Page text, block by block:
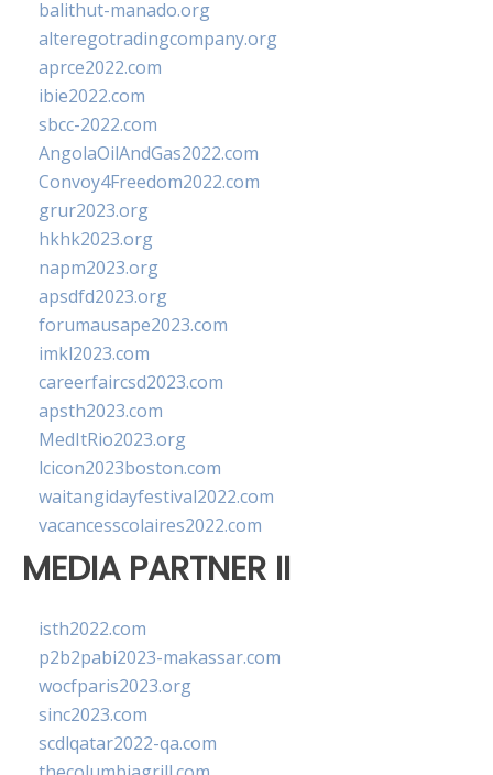
balithut-manado.org
alteregotradingcompany.org
aprce2022.com
ibie2022.com
sbcc-2022.com
AngolaOilAndGas2022.com
Convoy4Freedom2022.com
grur2023.org
hkhk2023.org
napm2023.org
apsdfd2023.org
forumausape2023.com
imkl2023.com
careerfaircsd2023.com
apsth2023.com
MedItRio2023.org
lcicon2023boston.com
waitangidayfestival2022.com
vacancesscolaires2022.com
MEDIA PARTNER II
isth2022.com
p2b2pabi2023-makassar.com
wocfparis2023.org
sinc2023.com
scdlqatar2022-qa.com